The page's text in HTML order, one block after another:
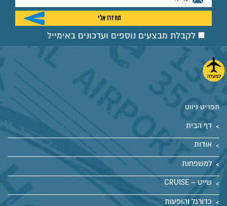
לקבלת מבצעים נוספים ועדכונים באימייל
תפריט ניווט
דף הבית
אודות
למשפחות
שייט – CRUISE
כדורגל והופעות